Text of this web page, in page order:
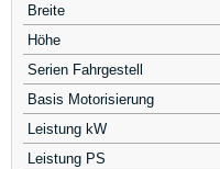
Breite
Höhe
Serien Fahrgestell
Basis Motorisierung
Leistung kW
Leistung PS